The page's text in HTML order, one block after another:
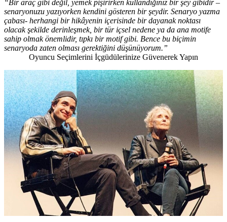
“Bir araç gibi değil, yemek pişirirken kullandığınız bir şey gibidir–
senaryonuzu yazıyorken kendini gösteren bir şeydir. Senaryo yazma
çabası- herhangi bir hikâyenin içerisinde bir dayanak noktası
olacak şekilde derinleşmek, bir tür içsel nedene ya da ana motife
sahip olmak önemlidir, tıpkı bir motif gibi. Bence bu biçimin
senaryoda zaten olması gerektiğini düşünüyorum.”
Oyuncu Seçimlerini İçgüdülerinize Güvenerek Yapın